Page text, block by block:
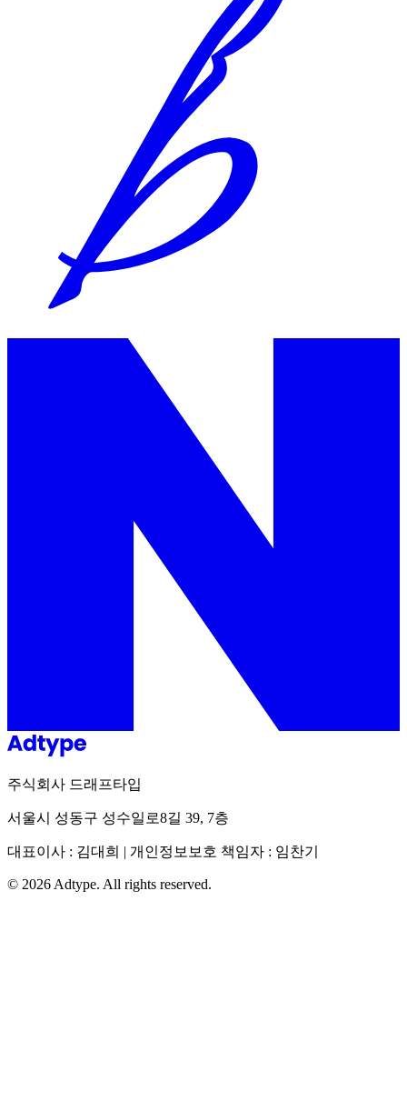
주식회사 드래프타입
서울시 성동구 성수일로8길 39, 7층
대표이사 : 김대희 | 개인정보보호 책임자 : 임찬기
© 2026 Adtype. All rights reserved.